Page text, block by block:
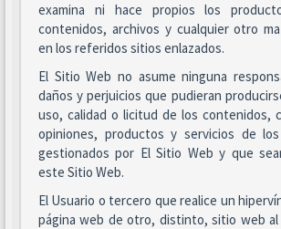
examina ni hace propios los
contenidos, archivos y cualquier otro
en los referidos sitios enlazados.
El Sitio Web no asume ninguna
daños y perjuicios que pudieran
uso, calidad o licitud de los contenidos,
opiniones, productos y servicios de
gestionados por El Sitio Web y que
este Sitio Web.
El Usuario o tercero que realice un
página web de otro, distinto, sitio web al